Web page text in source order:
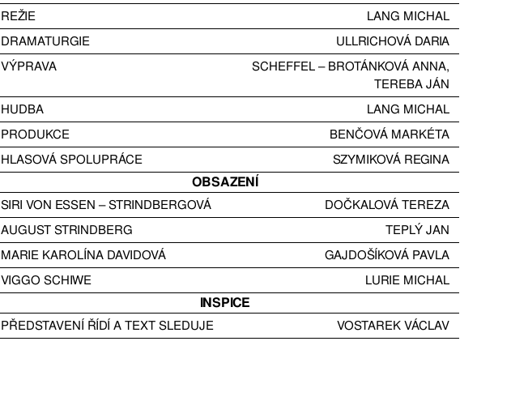
REŽIE
LANG MICHAL
DRAMATURGIE
ULLRICHOVÁ DARIA
VÝPRAVA
SCHEFFEL – BROTÁNKOVÁ ANNA,
TEREBA JÁN
HUDBA
LANG MICHAL
PRODUKCE
BENČOVÁ MARKÉTA
HLASOVÁ SPOLUPRÁCE
SZYMIKOVÁ REGINA
OBSAZENÍ
SIRI VON ESSEN – STRINDBERGOVÁ
DOČKALOVÁ TEREZA
AUGUST STRINDBERG
TEPLÝ JAN
MARIE KAROLÍNA DAVIDOVÁ
GAJDOŠÍKOVÁ PAVLA
VIGGO SCHIWE
LURIE MICHAL
INSPICE
PŘEDSTAVENÍ ŘÍDÍ A TEXT SLEDUJE VOSTAREK VÁCLAV